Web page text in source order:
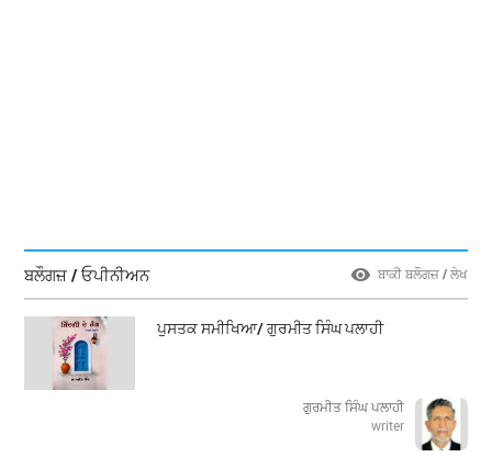
ਬਲੌਗਜ਼ / ਓਪੀਨੀਅਨ ਬਾਕੀ ਬਲੌਗਜ਼ / ਲੇਖ
ਪੁਸਤਕ ਸਮੀਖਿਆ/ ਗੁਰਮੀਤ ਸਿੰਘ ਪਲਾਹੀ
ਗੁਰਮੀਤ ਸਿੰਘ ਪਲਾਹੀ
writer